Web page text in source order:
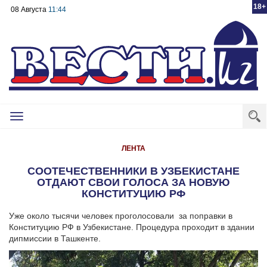
18+
08 Августа 11:44
Toggle
ЛЕНТА
СООТЕЧЕСТВЕННИКИ В УЗБЕКИСТАНЕ
ОТДАЮТ СВОИ ГОЛОСА ЗА НОВУЮ
КОНСТИТУЦИЮ РФ
Уже около тысячи человек проголосовали за поправки в
Конституцию РФ в Узбекистане. Процедура проходит в здании
дипмиссии в Ташкенте.